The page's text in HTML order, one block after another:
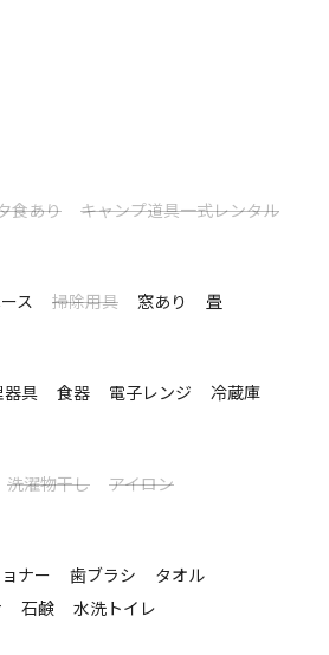
食あり キャンプ道具一式レンタル
ス 掃除用具 窓あり 畳
器具 食器 電子レンジ 冷蔵庫
洗濯物干し アイロン
ナー 歯ブラシ
タオル
石鹸 水洗トイレ
充実したサービスがご用意してあ
26m
ワイワイ
利用者層
、グループ・ファミリーでのご利